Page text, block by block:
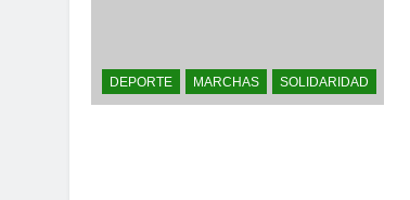
DEPORTE MARCHAS SOLIDARIDAD